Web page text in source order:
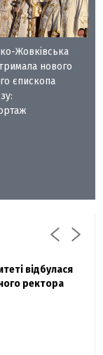
Жовківська
нового
єпископа
вдруге
з весілля
відбулася
ректора